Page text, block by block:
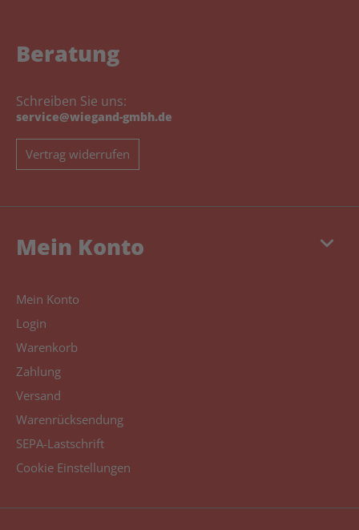
Beratung
Schreiben Sie uns:
service@wiegand-gmbh.de
Vertrag widerrufen
keyboard_arrow_down
Mein Konto
Mein Konto
Login
Warenkorb
Zahlung
Versand
Warenrücksendung
SEPA-Lastschrift
Cookie Einstellungen